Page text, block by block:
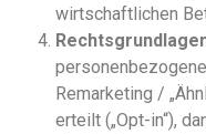
wirtschaftlichen
Remarketing /
erteilt („Opt-in“),